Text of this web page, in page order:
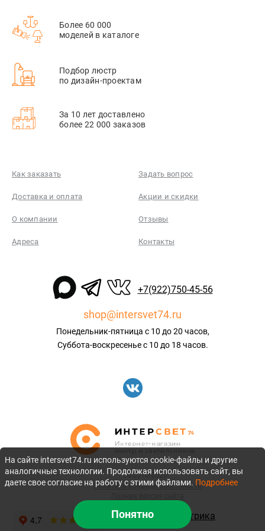
Более 60 000
моделей в каталоге
Подбор люстр
по дизайн-проектам
За 10 лет доставлено
более 22 000 заказов
Как заказать Задать вопрос
Доставка и оплата Акции и скидки
О компании Отзывы
Адреса Контакты
+7(922)750-45-56
shop@intersvet74.ru
Понедельник-пятница с 10 до 20 часов,
Суббота-воскресенье с 10 до 18 часов.
©2010-2026
Политика конфиденциальности
На сайте intersvet74.ru используются cookie-файлы и другие
аналогичные технологии. Продолжая использовать сайт, вы
даете свое согласие на работу с этими файлами. Подробнее
Понятно